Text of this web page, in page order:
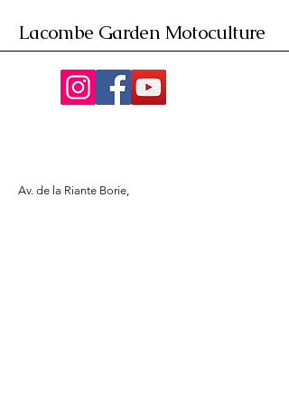
Lacombe Garden Motoculture
Av. de la Riante Borie,